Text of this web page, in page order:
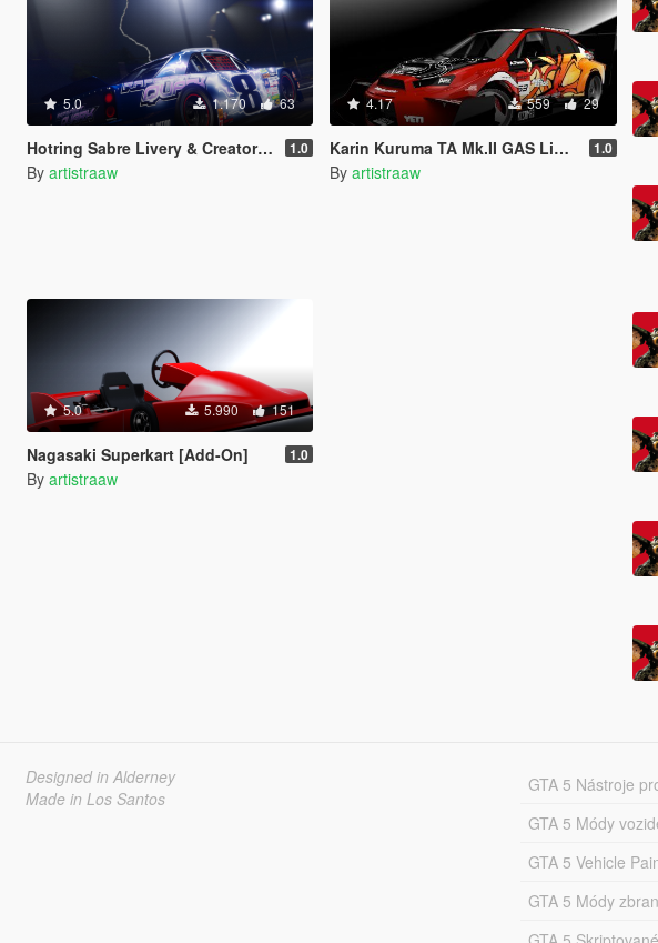
5.0 1.170 63
Hotring Sabre Livery & Creator Pack 1.0
By artistraaw
4.17 559 29
Karin Kuruma TA Mk.II GAS Liveries 1.0
By artistraaw
5.0 5.990 151
Nagasaki Superkart [Add-On] 1.0
By artistraaw
Designed in Alderney
Made in Los Santos
GTA 5 Nástroje
GTA 5 Módy
GTA 5 Vehicle
GTA 5 Módy